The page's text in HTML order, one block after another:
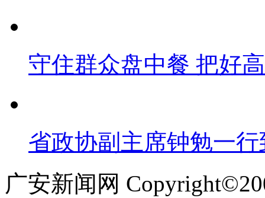
守住群众盘中餐 把好
省政协副主席钟勉一
广安新闻网